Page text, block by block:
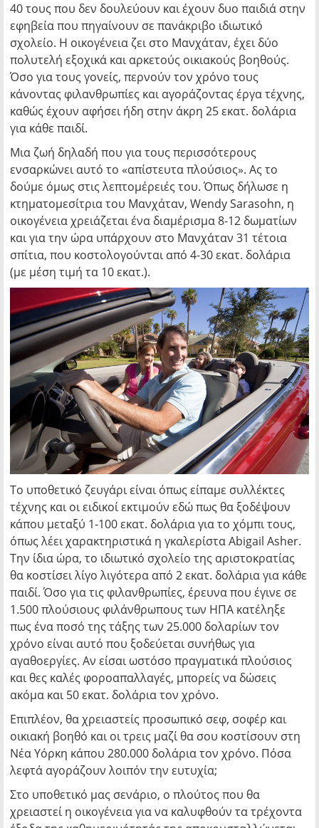
40 τους που δεν δουλεύουν και έχουν δυο παιδιά στην
εφηβεία που πηγαίνουν σε πανάκριβο ιδιωτικό
σχολείο. Η οικογένεια ζει στο Μανχάταν, έχει δύο
πολυτελή εξοχικά και αρκετούς οικιακούς βοηθούς.
Όσο για τους γονείς, περνούν τον χρόνο τους
κάνοντας φιλανθρωπίες και αγοράζοντας έργα τέχνης,
καθώς έχουν αφήσει ήδη στην άκρη 25 εκατ. δολάρια
για κάθε παιδί.
Μια ζωή δηλαδή που για τους περισσότερους
ενσαρκώνει αυτό το «απίστευτα πλούσιος». Ας το
δούμε όμως στις λεπτομέρειές του. Όπως δήλωσε η
κτηματομεσίτρια του Μανχάταν, Wendy Sarasohn, η
οικογένεια χρειάζεται ένα διαμέρισμα 8-12 δωματίων
και για την ώρα υπάρχουν στο Μανχάταν 31 τέτοια
σπίτια, που κοστολογούνται από 4-30 εκατ. δολάρια
(με μέση τιμή τα 10 εκατ.).
Το υποθετικό ζευγάρι είναι όπως είπαμε συλλέκτες
τέχνης και οι ειδικοί εκτιμούν εδώ πως θα ξοδέψουν
κάπου μεταξύ 1-100 εκατ. δολάρια για το χόμπι τους,
όπως λέει χαρακτηριστικά η γκαλερίστα Abigail Asher.
Την ίδια ώρα, το ιδιωτικό σχολείο της αριστοκρατίας
θα κοστίσει λίγο λιγότερα από 2 εκατ. δολάρια για κάθε
παιδί. Όσο για τις φιλανθρωπίες, έρευνα που έγινε σε
1.500 πλούσιους φιλάνθρωπους των ΗΠΑ κατέληξε
πως ένα ποσό της τάξης των 25.000 δολαρίων τον
χρόνο είναι αυτό που ξοδεύεται συνήθως για
αγαθοεργίες. Αν είσαι ωστόσο πραγματικά πλούσιος
και θες καλές φοροαπαλλαγές, μπορείς να δώσεις
ακόμα και 50 εκατ. δολάρια τον χρόνο.
Επιπλέον, θα χρειαστείς προσωπικό σεφ, σοφέρ και
οικιακή βοηθό και οι τρεις μαζί θα σου κοστίσουν στη
Νέα Υόρκη κάπου 280.000 δολάρια τον χρόνο. Πόσα
λεφτά αγοράζουν λοιπόν την ευτυχία;
Στο υποθετικό μας σενάριο, ο πλούτος που θα
χρειαστεί η οικογένεια για να καλυφθούν τα τρέχοντα